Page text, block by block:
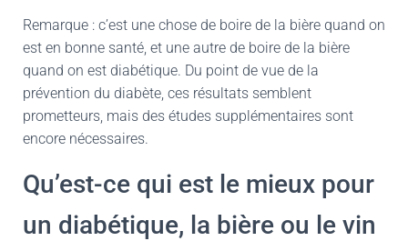
Remarque : c’est une chose de boire de la bière quand on
est en bonne santé, et une autre de boire de la bière
quand on est diabétique. Du point de vue de la
prévention du diabète, ces résultats semblent
prometteurs, mais des études supplémentaires sont
encore nécessaires.
Qu’est-ce qui est le mieux pour
un diabétique, la bière ou le vin